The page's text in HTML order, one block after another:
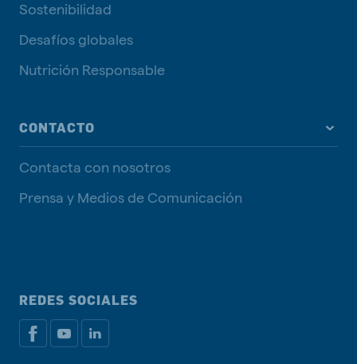
Sostenibilidad
Desafíos globales
Nutrición Responsable
CONTACTO
Contacta con nosotros
Prensa y Medios de Comunicación
REDES SOCIALES